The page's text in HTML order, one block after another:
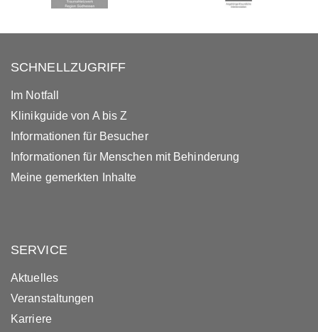
SCHNELLZUGRIFF
Im Notfall
Klinikguide von A bis Z
Informationen für Besucher
Informationen für Menschen mit Behinderung
Meine gemerkten Inhalte
SERVICE
Aktuelles
Veranstaltungen
Karriere